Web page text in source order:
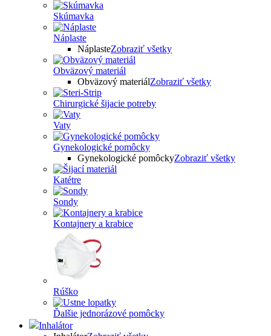
Skúmavka
Náplaste
NáplasteZobraziť všetky
Obväzový materiál
Obväzový materiálZobraziť všetky
Chirurgické šijacie potreby
Vaty
Gynekologické pomôcky
Gynekologické pomôckyZobraziť všetky
Katétre
Sondy
Kontajnery a krabice
Rúško
Ďalšie jednorázové pomôcky
Inhalátor